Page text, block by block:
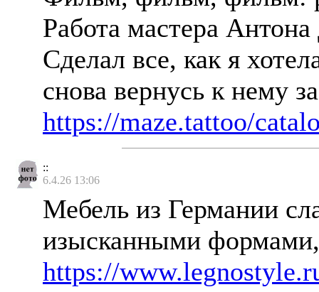
Работа мастера
Сделал все, как я
снова вернусь к нему
https://maze.tattoo/
::
6.4.26 13:06
Мебель из Германии
изысканными
https://